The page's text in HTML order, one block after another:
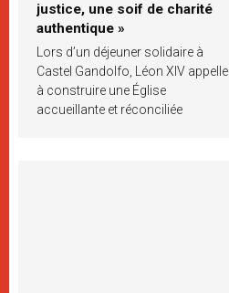
justice, une soif de charité
authentique »
Lors d’un déjeuner solidaire à
Castel Gandolfo, Léon XIV appelle
à construire une Église
accueillante et réconciliée